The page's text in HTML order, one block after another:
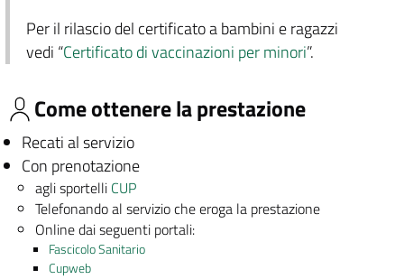
Per il rilascio del certificato a bambini e ragazzi
vedi “Certificato di vaccinazioni per minori”.
Come ottenere la prestazione
Recati al servizio
Con prenotazione
agli sportelli CUP
Telefonando al servizio che eroga la prestazione
Online dai seguenti portali:
Fascicolo Sanitario
Cupweb